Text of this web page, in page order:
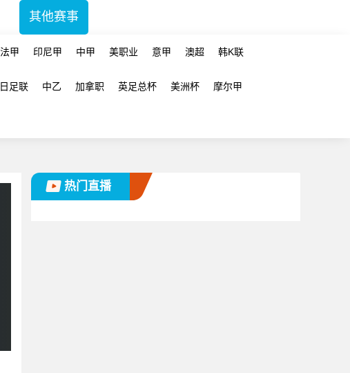
其他赛事
法甲 印尼甲 中甲 美职业 意甲 澳超 韩K联
日足联 中乙 加拿职 英足总杯 美洲杯 摩尔甲
热门直播